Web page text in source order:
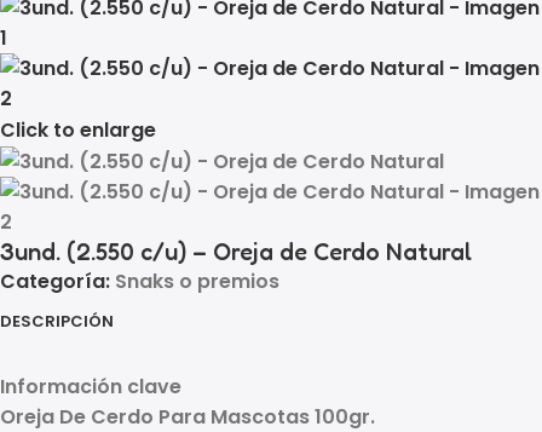
Click to enlarge
3und. (2.550 c/u) – Oreja de Cerdo Natural
Categoría: Snaks o premios
DESCRIPCIÓN
Información clave
Oreja De Cerdo Para Mascotas 100gr.